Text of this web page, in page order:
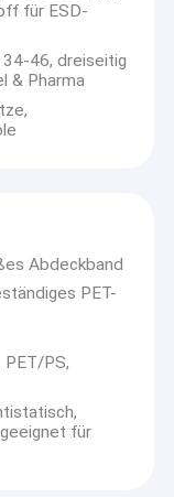
für ESD-
34-46, dreiseitig
& Pharma
Abdeckband
PET-
PS,
für